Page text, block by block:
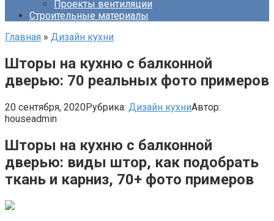
Проекты вентиляции
Строительные материалы
Главная » Дизайн кухни
Шторы на кухню с балконной
дверью: 70 реальных фото примеров
20 сентября, 2020Рубрика: Дизайн кухниАвтор:
houseadmin
Шторы на кухню с балконной
дверью: виды штор, как подобрать
ткань и карниз, 70+ фото примеров